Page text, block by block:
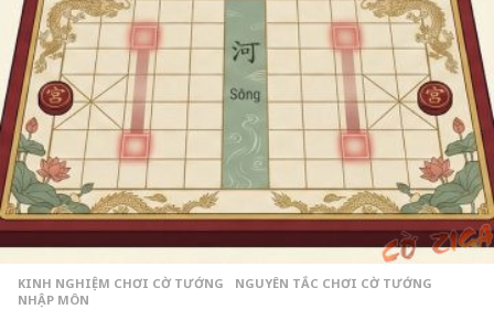
h
á
g
a
g
o
KINH NGHIỆM CHƠI CỜ TƯỚNG ,NGUYÊN TẮC CHƠI CỜ TƯỚNG
NHẬP MÔN